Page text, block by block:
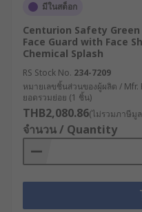
โดยตรง ซึ่งอาจเกิดขึ้นได้จ
ขัด หรือแม้แต่ในงานทาง
ละอองฝอยขณะพูดหรือไอ
วัสดุของกะบังหน้าอุตสาห
คาร์บอเนต
ซึ่งมีความแข็งแรง ทนแรง
ความโปร่งใสสูง เพื่อให้ผู้ใ
ทัศนวิสัยได้อย่างชัดเจน ไ
จะมองผ่านหน้ากาก
นอกจากนี้ บางรุ่นยังมาพร้
เคลือบสารกันฝ้าและสาร
มีในสต็อก
Centurion Safety
Face Guard with Face
Chemical Splash
RS Stock No. 234-7209
หมายเลขชิ้นส่วนของผู้ผลิต / Mfr.
ยอดรวมย่อย (1 ชิ้น)
THB2,080.86(ไม่รวมภาษีมู
จำนวน / Quantity